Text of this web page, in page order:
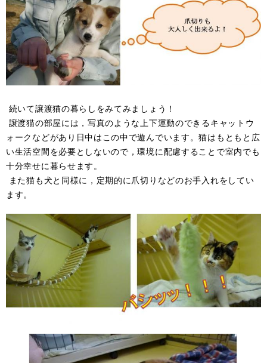
続いて譲渡猫の暮らしをみてみましょう！
譲渡猫の部屋には，写真のような上下運動のできるキャットウ
ォークなどがあり日中はこの中で遊んでいます。猫はもともと広
い生活空間を必要としないので，環境に配慮することで室内でも
十分幸せに暮らせます。
また猫も犬と同様に，定期的に爪切りなどのお手入れをしてい
ます。